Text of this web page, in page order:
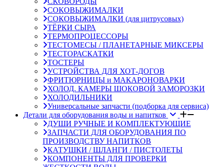
СОКОВЫЖИМАЛКИ
СОКОВЫЖИМАЛКИ (для цитрусовых)
ТЁРКИ СЫРА
ТЕРМОПРОЦЕССОРЫ
ТЕСТОМЕСЫ / ПЛАНЕТАРНЫЕ МИКСЕРЫ
ТЕСТОРАСКАТКИ
ТОСТЕРЫ
УСТРОЙСТВА ДЛЯ ХОТ-ДОГОВ
ФРИТЮРНИЦЫ и МАКАРОНОВАРКИ
ХОЛОД. КАМЕРЫ ШОКОВОЙ ЗАМОРОЗКИ
ХОЛОДИЛЬНИКИ
Универсальные запчасти (подборка для сервиса)
Детали для оборудования воды и напитков
ДУШИ РУЧНЫЕ И КОМПЛЕКТУЮЩИЕ
ЗАПЧАСТИ ДЛЯ ОБОРУДОВАНИЯ ПО
ПРОИЗВОДСТВУ НАПИТКОВ
КАТУШКИ / ШЛАНГИ / ПИСТОЛЕТЫ
КОМПОНЕНТЫ ДЛЯ ПРОВЕРКИ